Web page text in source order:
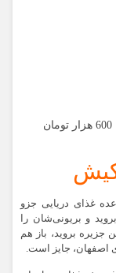
غذای دریایی جزو
و بریونی‌شان را
جزیره بروید، باز هم
اصفهان، جایز است.